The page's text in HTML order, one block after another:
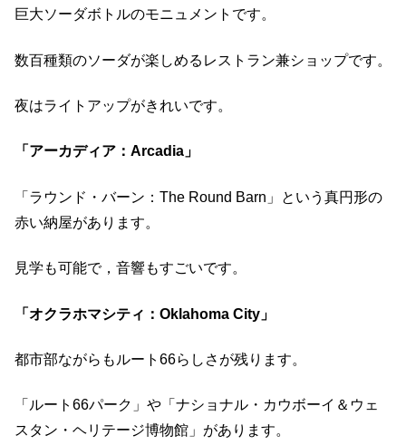
巨大ソーダボトルのモニュメントです。
数百種類のソーダが楽しめるレストラン兼ショップです。
夜はライトアップがきれいです。
「アーカディア：Arcadia」
「ラウンド・バーン：The Round Barn」という真円形の
赤い納屋があります。
見学も可能で，音響もすごいです。
「オクラホマシティ：Oklahoma City」
都市部ながらもルート66らしさが残ります。
「ルート66パーク」や「ナショナル・カウボーイ＆ウェ
スタン・ヘリテージ博物館」があります。